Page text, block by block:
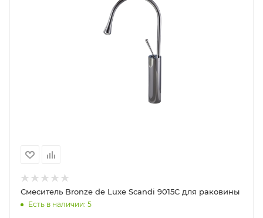
Смеситель Bronze de Luxe Scandi 9015C для раковины
Есть в наличии: 5